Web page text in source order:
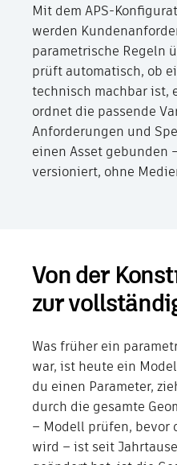
Mit dem APS-
werden
parametrische Regeln
prüft automatisch, ob
technisch machbar ist,
ordnet die passende
Anforderungen und
einen Asset gebunden
versioniert, ohne
Von der
zur
Was früher ein
war, ist heute ein
du einen Parameter,
durch die gesamte
– Modell prüfen, bevor
wird – ist seit